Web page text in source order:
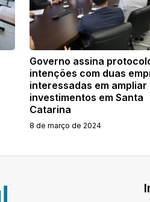
Governo assina
intenções com duas
interessadas em ampliar
investimentos em Santa
Catarina
8 de março de 2024